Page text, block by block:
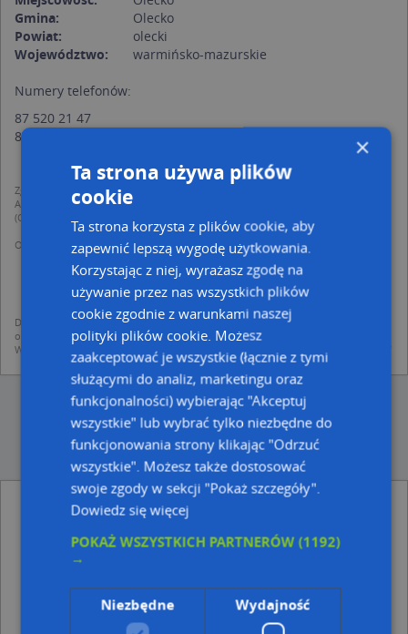
Gmina:
Olecko
Powiat:
olecki
Województwo:
warmińsko-mazurskie
Numery telefonów:
87 520 21 47
87 520 32 19
Zgodnie z Rozporządzeniem PE i Rady (UE) o Ochronie Danych Osobowych
Administratorem (RODO), administratorem danych jest AutoMapa sp. z o.o.
(Operator) z siedzibą w Warszawie przy ulicy Domaniewskiej 37.
Operator przetwarza dane osobowe w celu:
dodania ich do bazy Targeo oraz publikacji w wyszukiwarce firm i na
mapach (art. 6 ust. 1 lit. f RODO)
udostępniania danych o firmach partnerom biznesowym operatora (art.
6 ust. 1 lit. f RODO)
Dane pochodzą z publicznych baz CEIDG, GUS, REGON, z firmowych stron www
oraz od podmiotów zewnętrznych.
Więcej informacji dot. RODO: http://regulamin.automapa.pl/odo_przetwarzanie/
Powiat Olecki - inne Przemysł, Firmy w
Studio Komputerowe Roma Krzysztof Matyszewski L
Kiosk Owocowo Warzywny, ul. Nocznickiego 3, 19-400
DPD, Cicha 2 - automat paczkowy, 19-400 Olecko
×
Ta strona używa plików
cookie
Ta strona korzysta z plików cookie, aby
zapewnić lepszą wygodę użytkowania.
Korzystając z niej, wyrażasz zgodę na
używanie przez nas wszystkich plików
cookie zgodnie z warunkami naszej
polityki plików cookie. Możesz
zaakceptować je wszystkie (łącznie z tymi
służącymi do analiz, marketingu oraz
funkcjonalności) wybierając "Akceptuj
wszystkie" lub wybrać tylko niezbędne do
funkcjonowania strony klikając "Odrzuć
wszystkie". Możesz także dostosować
swoje zgody w sekcji "Pokaż szczegóły".
Dowiedz się więcej
POKAŻ WSZYSTKICH PARTNERÓW(1192)
→
Niezbędne Wydajność